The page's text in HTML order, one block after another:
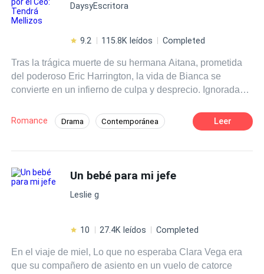
DaysyEscritora
9.2 115.8K leídos Completed
Tras la trágica muerte de su hermana Aitana, prometida
del poderoso Eric Harrington, la vida de Bianca se
convierte en un infierno de culpa y desprecio. Ignorada
tragedia, Bianca es forzada a un matrimonio arreglado
con Eric Harrington para salvar el honor y las finanzas de
cada día que ella no es la mujer que amaba. Sin
embargo, una noche de dolor y confusión los une de una
forma inesperada. Cuando Bianca descubre que está
debe enfrentar la verdad de su embarazo y realidad de
concebido en una noche que él no recuerda.
Romance Drama Contemporánea
Segunda Oportunidad CEO
Deseo de Control
Leer
Un bebé para mi jefe
Leslie g
10 27.4K leídos Completed
En el viaje de miel, Lo que no esperaba Clara Vega era
que su compañero de asiento en un vuelo de catorce